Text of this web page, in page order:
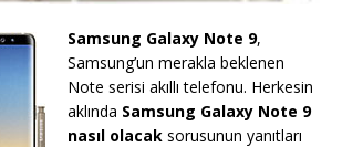
Samsung Galaxy Note 9,
Samsung’un merakla beklenen
Note serisi akıllı telefonu. Herkesin
aklında Samsung Galaxy Note 9
nasıl olacak sorusunun yanıtları